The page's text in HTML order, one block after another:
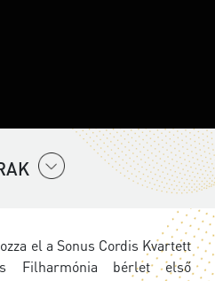
el a Sonus Cordis Kvartett
Filharmónia bérlet első